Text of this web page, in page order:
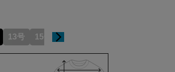
13号 15号